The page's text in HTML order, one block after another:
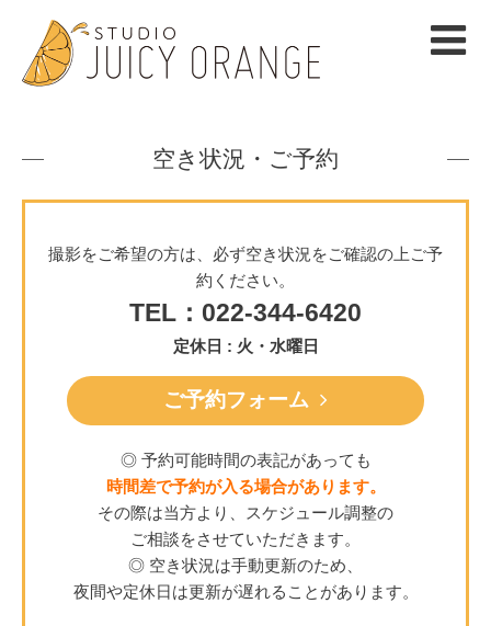
空き状況・ご予約
撮影をご希望の方は、必ず空き状況をご確認の上ご予
約ください。
TEL：022-344-6420
定休日 : 火・水曜日
ご予約フォーム
◎ 予約可能時間の表記があっても
時間差で予約が入る場合があります。
その際は当方より、スケジュール調整の
ご相談をさせていただきます。
◎ 空き状況は手動更新のため、
夜間や定休日は更新が遅れることがあります。